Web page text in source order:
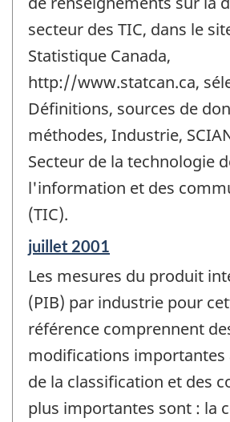
secteur des TIC, dans le
Statistique Canada,
http://www.statcan.ca,
Définitions, sources de
méthodes, Industrie,
Secteur de la technologie
l'information et des
(TIC).
Période
référence
de
changement
-
juillet 2001
Les mesures du produit
(PIB) par industrie pour
référence comprennent
modifications importantes
de la classification et des
plus importantes sont : la